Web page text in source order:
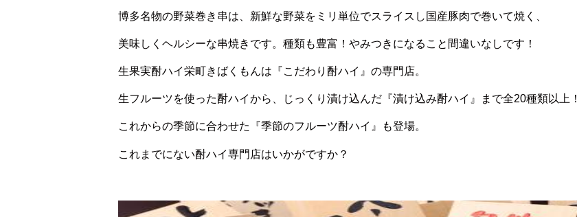
博多名物の野菜巻き串は、新鮮な野菜をミリ単位でスライスし国産豚肉で巻いて焼く、
美味しくヘルシーな串焼きです。種類も豊富！やみつきになること間違いなしです！
生果実酎ハイ栄町きばくもんは『こだわり酎ハイ』の専門店。
生フルーツを使った酎ハイから、じっくり漬け込んだ『漬け込み酎ハイ』まで全20種類以上！
これからの季節に合わせた『季節のフルーツ酎ハイ』も登場。
これまでにない酎ハイ専門店はいかがですか？